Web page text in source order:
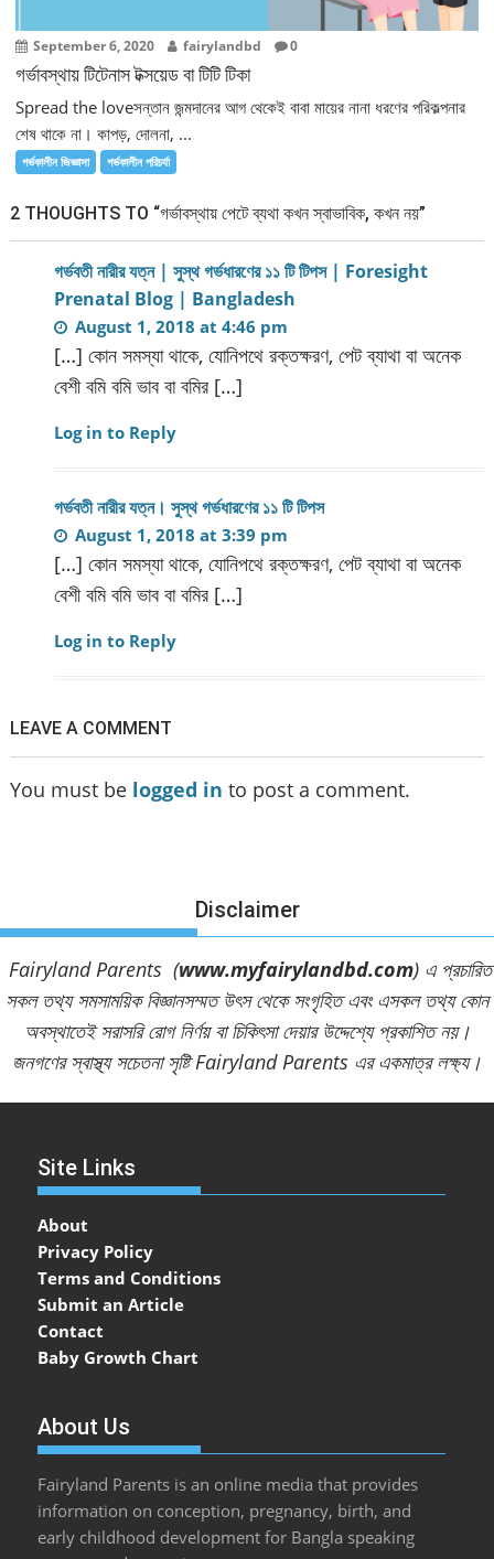
September 6, 2020 fairylandbd 0
গর্ভাবস্থায় টিটেনাস টক্সয়েড বা টিটি টিকা
Spread the loveসন্তান জন্মদানের আগ থেকেই বাবা মায়ের নানা ধরণের পরিকল্পনার
শেষ থাকে না। কাপড়, দোলনা, ...
গর্ভকালীন জিজ্ঞাসা গর্ভকালীন পরিচর্যা
2 THOUGHTS TO “গর্ভাবস্থায় পেটে ব্যথা কখন স্বাভাবিক, কখন নয়”
গর্ভবতী নারীর যত্ন | সুস্থ গর্ভধারণের ১১ টি টিপস | Foresight
Prenatal Blog | Bangladesh
August 1, 2018 at 4:46 pm
[…] কোন সমস্যা থাকে, যোনিপথে রক্তক্ষরণ, পেট ব্যাথা বা অনেক
বেশী বমি বমি ভাব বা বমির […]
Log in to Reply
গর্ভবতী নারীর যত্ন। সুস্থ গর্ভধারণের ১১ টি টিপস
August 1, 2018 at 3:39 pm
[…] কোন সমস্যা থাকে, যোনিপথে রক্তক্ষরণ, পেট ব্যাথা বা অনেক
বেশী বমি বমি ভাব বা বমির […]
Log in to Reply
LEAVE A COMMENT
You must be logged in to post a comment.
Disclaimer
Fairyland Parents (www.myfairylandbd.com) এ প্রচারিত
সকল তথ্য সমসাময়িক বিজ্ঞানসম্মত উৎস থেকে সংগৃহিত এবং এসকল তথ্য কোন
অবস্থাতেই সরাসরি রোগ নির্ণয় বা চিকিৎসা দেয়ার উদ্দেশ্যে প্রকাশিত নয়।
জনগণের স্বাস্থ্য সচেতনা সৃষ্টি Fairyland Parents এর একমাত্র লক্ষ্য।
Site Links
About
Privacy Policy
Terms and Conditions
Submit an Article
Contact
Baby Growth Chart
About Us
Fairyland Parents is an online media that provides
information on conception, pregnancy, birth, and
early childhood development for Bangla speaking